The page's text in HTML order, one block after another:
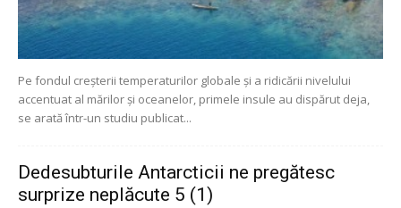
Pe fondul creșterii temperaturilor globale și a ridicării nivelului
accentuat al mărilor și oceanelor, primele insule au dispărut deja,
se arată într-un studiu publicat...
Dedesubturile Antarcticii ne pregătesc
surprize neplăcute 5 (1)